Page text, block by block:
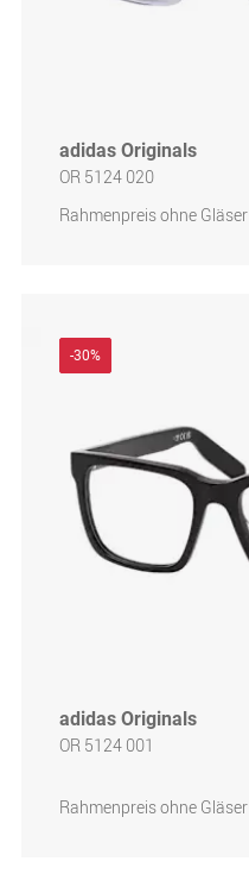
adidas Originals
OR 5124 020
Rahmenpreis ohne Gläser
-30%
adidas Originals
OR 5124 001
Rahmenpreis ohne Gläser